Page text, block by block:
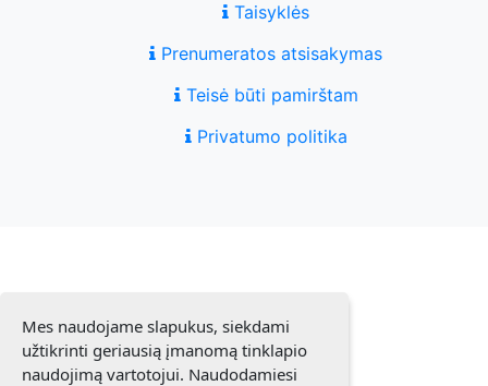
Taisyklės
Prenumeratos atsisakymas
Teisė būti pamirštam
Privatumo politika
Mes naudojame slapukus, siekdami
užtikrinti geriausią įmanomą tinklapio
naudojimą vartotojui. Naudodamiesi